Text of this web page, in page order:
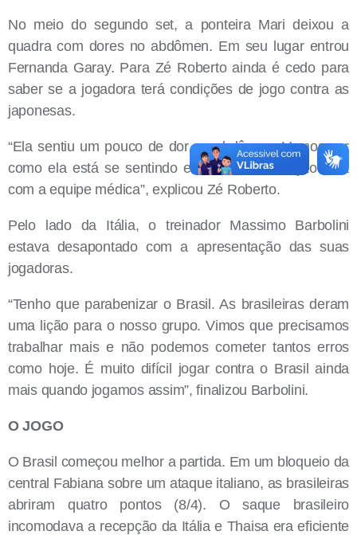
No meio do segundo set, a ponteira Mari deixou a
quadra com dores no abdômen. Em seu lugar entrou
Fernanda Garay. Para Zé Roberto ainda é cedo para
saber se a jogadora terá condições de jogo contra as
japonesas.
“Ela sentiu um pouco de dor no abdômen. Vamos ver
como ela está se sentindo e analisar a situação dela
com a equipe médica”, explicou Zé Roberto.
Pelo lado da Itália, o treinador Massimo Barbolini
estava desapontado com a apresentação das suas
jogadoras.
“Tenho que parabenizar o Brasil. As brasileiras deram
uma lição para o nosso grupo. Vimos que precisamos
trabalhar mais e não podemos cometer tantos erros
como hoje. É muito difícil jogar contra o Brasil ainda
mais quando jogamos assim”, finalizou Barbolini.
O JOGO
O Brasil começou melhor a partida. Em um bloqueio da
central Fabiana sobre um ataque italiano, as brasileiras
abriram quatro pontos (8/4). O saque brasileiro
incomodava a recepção da Itália e Thaisa era eficiente